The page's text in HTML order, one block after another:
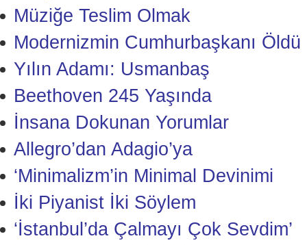
Müziğe Teslim Olmak
Modernizmin Cumhurbaşkanı Öldü
Yılın Adamı: Usmanbaş
Beethoven 245 Yaşında
İnsana Dokunan Yorumlar
Allegro’dan Adagio’ya
‘Minimalizm’in Minimal Devinimi
İki Piyanist İki Söylem
‘İstanbul’da Çalmayı Çok Sevdim’